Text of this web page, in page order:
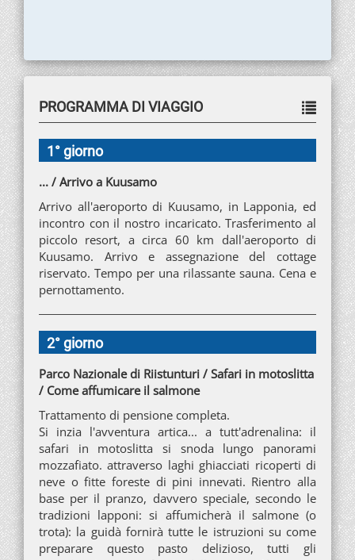
PROGRAMMA DI VIAGGIO
1° giorno
... / Arrivo a Kuusamo
Arrivo all'aeroporto di Kuusamo, in Lapponia, ed
incontro con il nostro incaricato. Trasferimento al
piccolo resort, a circa 60 km dall'aeroporto di
Kuusamo. Arrivo e assegnazione del cottage
riservato. Tempo per una rilassante sauna. Cena e
pernottamento.
2° giorno
Parco Nazionale di Riistunturi / Safari in motoslitta
/ Come affumicare il salmone
Trattamento di pensione completa.
Si inzia l'avventura artica... a tutt'adrenalina: il
safari in motoslitta si snoda lungo panorami
mozzafiato. attraverso laghi ghiacciati ricoperti di
neve o fitte foreste di pini innevati. Rientro alla
base per il pranzo, davvero speciale, secondo le
tradizioni lapponi: si affumicherà il salmone (o
trota): la guidà fornirà tutte le istruzioni su come
preparare questo pasto delizioso, tutti gli